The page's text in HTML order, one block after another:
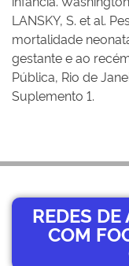
LANSKY, S. et al.
mortalidade
gestante e ao
Pública, Rio de
Suplemento 1.
REDES
COM